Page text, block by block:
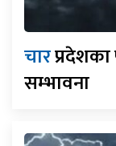
चारप्रदेशका
सम्भावना